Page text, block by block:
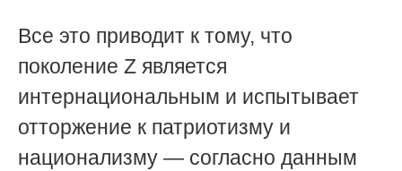
Все это приводит к тому, что
поколение Z является
интернациональным и испытывает
отторжение к патриотизму и
национализму — согласно данным